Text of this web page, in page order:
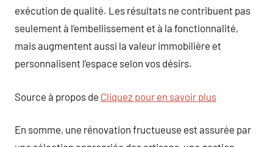
exécution de qualité. Les résultats ne contribuent pas
seulement à l’embellissement et à la fonctionnalité,
mais augmentent aussi la valeur immobilière et
personnalisent l’espace selon vos désirs.
Source à propos de Cliquez pour en savoir plus
En somme, une rénovation fructueuse est assurée par